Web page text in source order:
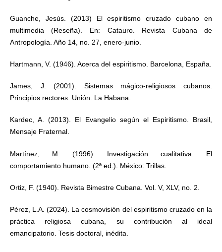
Guanche, Jesús. (2013) El espiritismo cruzado cubano en
multimedia (Reseña). En: Catauro. Revista Cubana de
Antropología. Año 14, no. 27, enero-junio.
Hartmann, V. (1946). Acerca del espiritismo. Barcelona, España.
James, J. (2001). Sistemas mágico-religiosos cubanos.
Principios rectores. Unión. La Habana.
Kardec, A. (2013). El Evangelio según el Espiritismo. Brasil,
Mensaje Fraternal.
Martínez, M. (1996). Investigación cualitativa. El
comportamiento humano. (2ª ed.). México: Trillas.
Ortiz, F. (1940). Revista Bimestre Cubana. Vol. V, XLV, no. 2.
Pérez, L.A. (2024). La cosmovisión del espiritismo cruzado en la
práctica religiosa cubana, su contribución al ideal
emancipatorio. Tesis doctoral, inédita.